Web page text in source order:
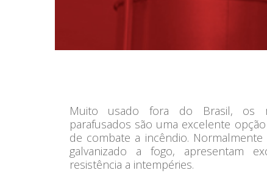
Muito usado fora do Brasil, os
parafusados são uma excelente
de combate a incêndio.
galvanizado a fogo, apresentam
resistência a intempéries.